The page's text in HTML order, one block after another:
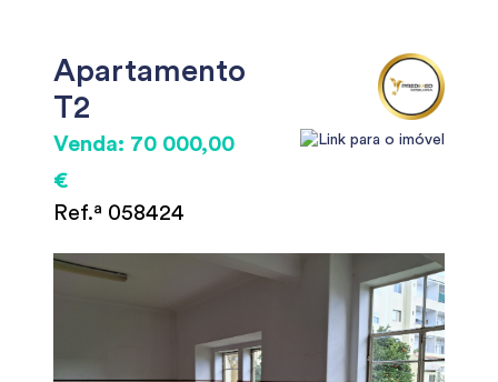
Apartamento
T2
Venda: 70 000,00
€
Ref.ª 058424